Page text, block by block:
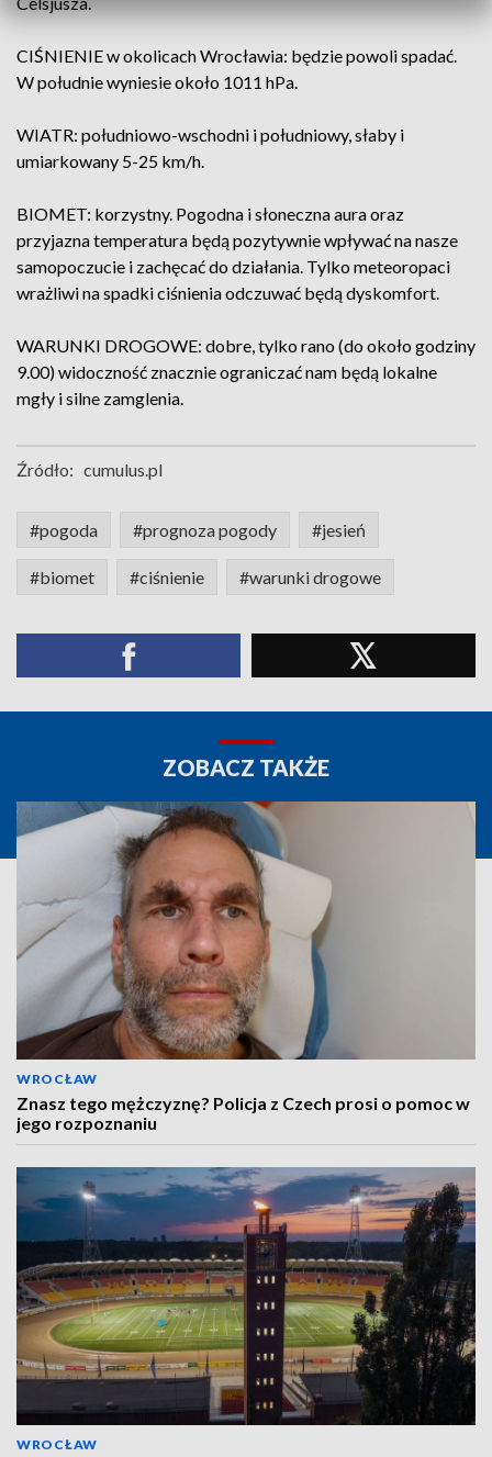
CIŚNIENIE w okolicach Wrocławia: będzie powoli spadać.
W południe wyniesie około 1011 hPa.
WIATR: południowo-wschodni i południowy, słaby i
umiarkowany 5-25 km/h.
BIOMET: korzystny. Pogodna i słoneczna aura oraz
przyjazna temperatura będą pozytywnie wpływać na nasze
samopoczucie i zachęcać do działania. Tylko meteoropaci
wrażliwi na spadki ciśnienia odczuwać będą dyskomfort.
WARUNKI DROGOWE: dobre, tylko rano (do około godziny
9.00) widoczność znacznie ograniczać nam będą lokalne
mgły i silne zamglenia.
Źródło: cumulus.pl
#pogoda #prognoza pogody #jesień
#biomet #ciśnienie #warunki drogowe
ZOBACZ TAKŻE
WROCŁAW
Znasz tego mężczyznę? Policja z Czech prosi o pomoc w
jego rozpoznaniu
WROCŁAW